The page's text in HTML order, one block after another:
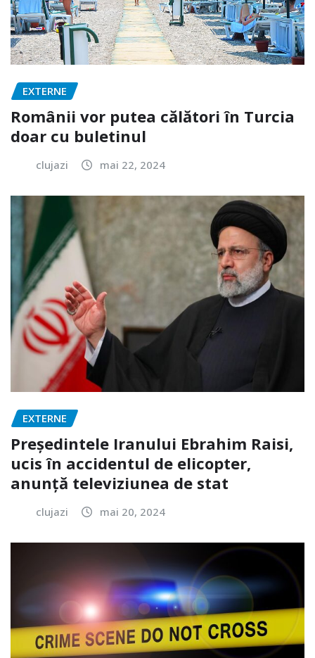
EXTERNE
Românii vor putea călători în Turcia
doar cu buletinul
clujazi mai 22, 2024
EXTERNE
Președintele Iranului Ebrahim Raisi,
ucis în accidentul de elicopter,
anunță televiziunea de stat
clujazi mai 20, 2024